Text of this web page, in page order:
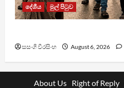
දේශීය මුල් පිටුව
සසංගි වීරසිංහ August 6, 2026
About Us Right of Reply